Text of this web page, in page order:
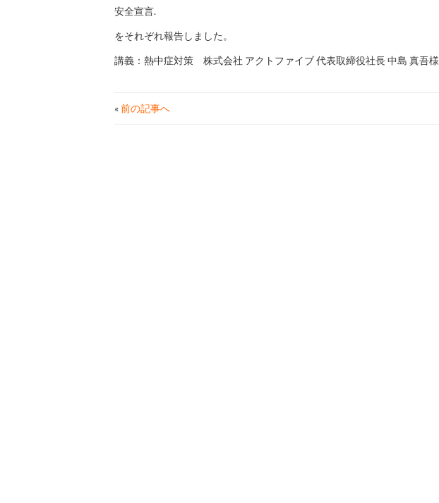
安全宣言.
をそれぞれ報告しました。
講義：熱中症対策 株式会社 アクトファイブ 代表取締役社長 中島 真吾様
«前の記事へ